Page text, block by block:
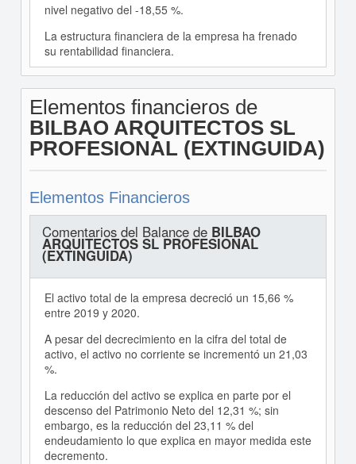
nivel negativo del -18,55 %.
La estructura financiera de la empresa ha frenado
su rentabilidad financiera.
Elementos financieros de
BILBAO ARQUITECTOS SL
PROFESIONAL (EXTINGUIDA)
Elementos Financieros
Comentarios del Balance de BILBAO
ARQUITECTOS SL PROFESIONAL
(EXTINGUIDA)
El activo total de la empresa decreció un 15,66 %
entre 2019 y 2020.
A pesar del decrecimiento en la cifra del total de
activo, el activo no corriente se incrementó un 21,03
%.
La reducción del activo se explica en parte por el
descenso del Patrimonio Neto del 12,31 %; sin
embargo, es la reducción del 23,11 % del
endeudamiento lo que explica en mayor medida este
decremento.